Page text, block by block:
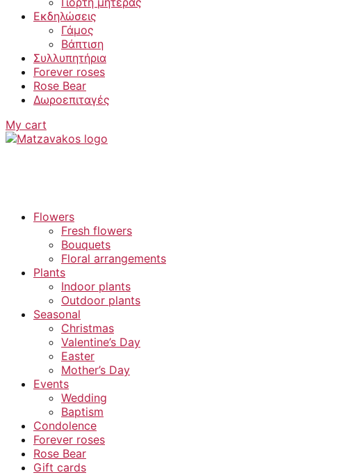
Εκδηλώσεις
Γάμος
Βάπτιση
Συλλυπητήρια
Forever roses
Rose Bear
Δωροεπιταγές
My cart
Flowers
Fresh flowers
Bouquets
Floral arrangements
Plants
Indoor plants
Outdoor plants
Seasonal
Christmas
Valentine’s Day
Easter
Mother’s Day
Events
Wedding
Baptism
Condolence
Forever roses
Rose Bear
Gift cards